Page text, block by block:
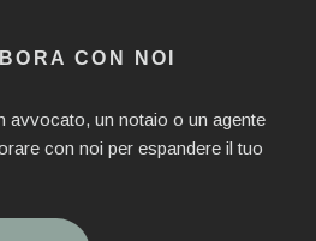
CON NOI
avvocato, un notaio o un agente
con noi per espandere il tuo